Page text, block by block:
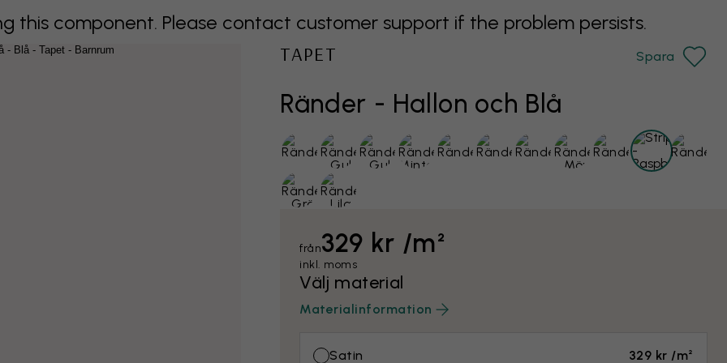
this component. Please contact customer support if the problem persists.
Ränder - Hallon och Blå
TAPET Spara
från329 kr /m²
inkl. moms
Välj material
Materialinformation
Satin 329 kr /m²